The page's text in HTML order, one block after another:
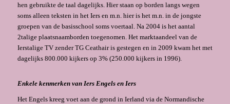
hen gebruikte de taal dagelijks. Hier staan op borden langs wegen
soms alleen teksten in het Iers en m.n. hier is het m.n. in de jongste
groepen van de basisschool soms voertaal. Na 2004 is het aantal
2talige plaatsnaamborden toegenomen. Het marktaandeel van de
Ierstalige TV zender TG Ceathair is gestegen en in 2009 kwam het met
dagelijks 800.000 kijkers op 3% (250.000 kijkers in 1996).
Enkele kenmerken van Iers Engels en Iers
Het Engels kreeg voet aan de grond in Ierland via de Normandische